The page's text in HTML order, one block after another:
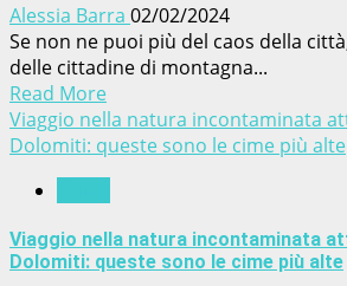
Alessia Barra 02/02/2024
Se non ne puoi più del caos della
delle cittadine di montagna...
Read More
Viaggio nella natura incontaminata
Dolomiti: queste sono le cime più alte
Viaggio nella natura incontaminata
Dolomiti: queste sono le cime più alte